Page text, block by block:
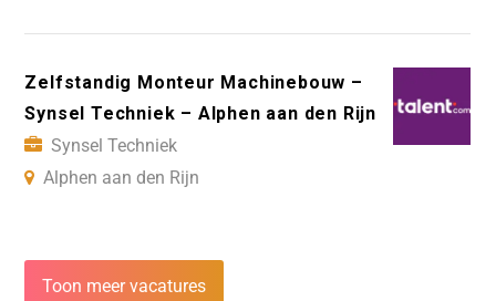
Zelfstandig Monteur Machinebouw –
Synsel Techniek – Alphen aan den Rijn
Synsel Techniek
Alphen aan den Rijn
Toon meer vacatures